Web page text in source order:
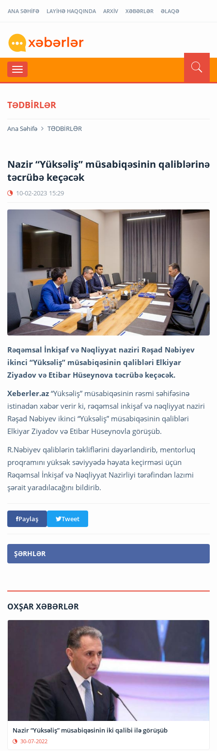
ANA SƏHİFƏ LAYİHƏ HAQQINDA ARXİV XƏBƏRLƏR ƏLAQƏ
TƏDBİRLƏR
Ana Səhifə TƏDBİRLƏR
Nazir “Yüksəliş” müsabiqəsinin qaliblərinə
təcrübə keçəcək
10-02-2023 15:29
Rəqəmsal İnkişaf və Nəqliyyat naziri Rəşad Nəbiyev
ikinci “Yüksəliş” müsabiqəsinin qalibləri Elkiyar
Ziyadov və Etibar Hüseynova təcrübə keçəcək.
Xeberler.az “Yüksəliş” müsabiqəsinin rəsmi səhifəsinə
istinadən xəbər verir ki, rəqəmsal inkişaf və nəqliyyat naziri
Rəşad Nəbiyev ikinci “Yüksəliş” müsabiqəsinin qalibləri
Elkiyar Ziyadov və Etibar Hüseynovla görüşüb.
R.Nəbiyev qaliblərin təkliflərini dəyərləndirib, mentorluq
proqramını yüksək səviyyədə həyata keçirməsi üçün
Rəqəmsal İnkişaf və Nəqliyyat Nazirliyi tərəfindən lazımi
şərait yaradılacağını bildirib.
Paylaş Tweet
ŞƏRHLƏR
OXŞAR XƏBƏRLƏR
Nazir “Yüksəliş” müsabiqəsinin iki qalibi ilə görüşüb
30-07-2022